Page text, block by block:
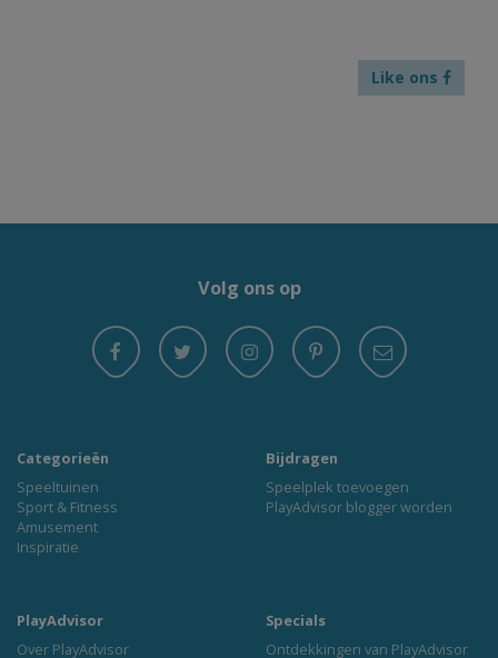
Like ons
Volg ons op
Categorieën
Speeltuinen
Sport & Fitness
Amusement
Inspiratie
Bijdragen
Speelplek toevoegen
PlayAdvisor blogger worden
PlayAdvisor
Over PlayAdvisor
Specials
Ontdekkingen van PlayAdvisor